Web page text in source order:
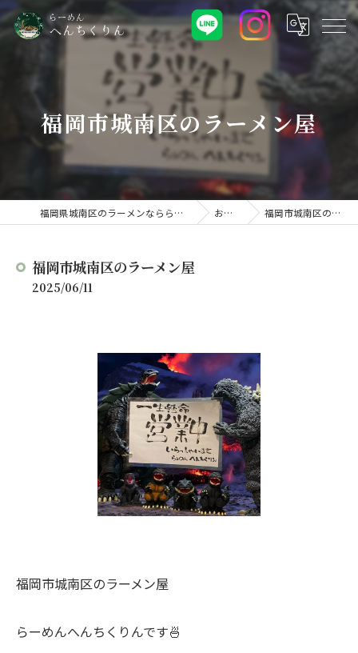
福岡市城南区のラーメン屋
福岡県城南区のラーメンなららーめん へんちくりん お知らせ 福岡市城南区のラーメン屋
福岡市城南区のラーメン屋
2025/06/11
福岡市城南区のラーメン屋
らーめんへんちくりんです🍜